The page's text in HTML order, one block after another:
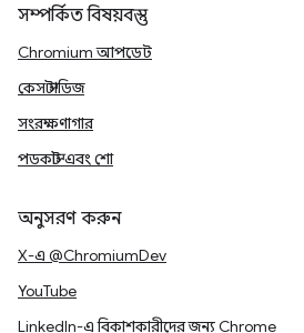
সম্পর্কিত বিষয়বস্তু
Chromium আপডেট
কেস স্টাডিজ
সংরক্ষণাগার
পডকাস্ট এবং শো
অনুসরণ করুন
X-এ @ChromiumDev
YouTube
LinkedIn-এ বিকাশকারীদের জন্য Chrome